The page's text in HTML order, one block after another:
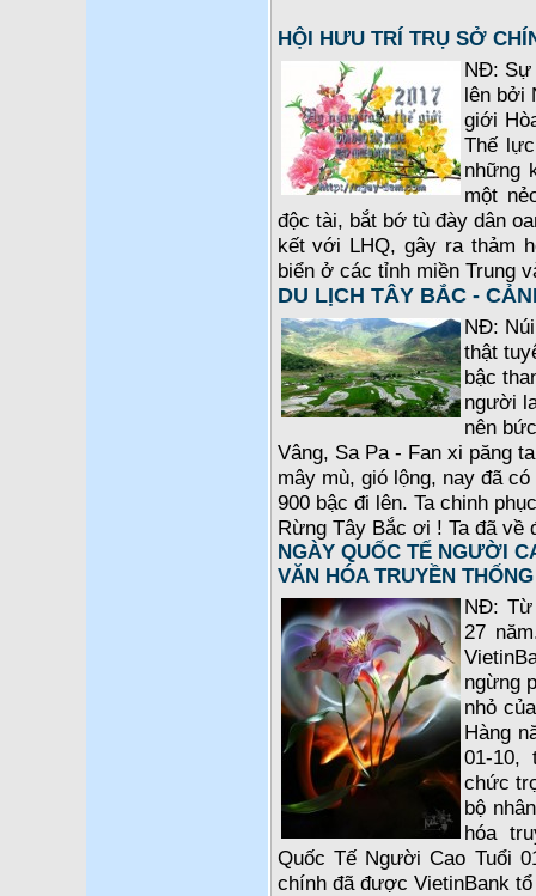
HỘI HƯU TRÍ TRỤ SỞ
NĐ: Sự
lên bởi
giới
Thế
những
một
độc tài, bắt bớ tù đày dân
kết với LHQ, gây ra thảm
biển ở các tỉnh miền Trung
DU LỊCH TÂY BẮC -
NĐ:
thật
bậc
người
nên
Vâng, Sa Pa - Fan xi păng
mây mù, gió lộng, nay đã
900 bậc đi lên. Ta chinh
Rừng Tây Bắc ơi ! Ta đã về
NGÀY QUỐC TẾ NGƯỜI
VĂN HÓA TRUYỀN THỐNG
NĐ: Từ
27
ngừng
nhỏ
Hàng
01-10,
chức
bộ
hóa
Quốc Tế Người Cao Tuổi
chính đã được VietinBank